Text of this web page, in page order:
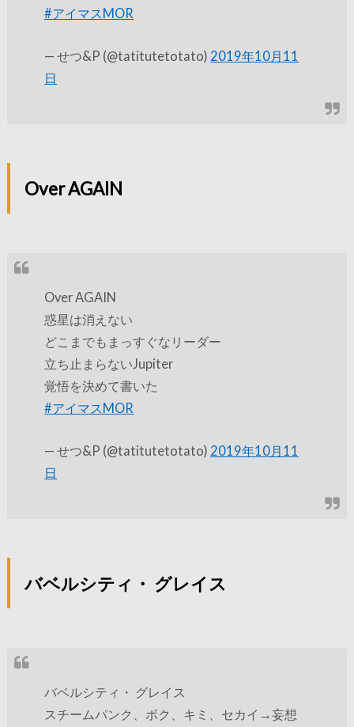
#アイマスMOR
— せつ&P (@tatitutetotato) 2019年10月11
日
Over AGAIN
Over AGAIN
惑星は消えない
どこまでもまっすぐなリーダー
立ち止まらないJupiter
覚悟を決めて書いた
#アイマスMOR
— せつ&P (@tatitutetotato) 2019年10月11
日
バベルシティ・ グレイス
バベルシティ・ グレイス
スチームパンク、ボク、キミ、セカイ→妄想